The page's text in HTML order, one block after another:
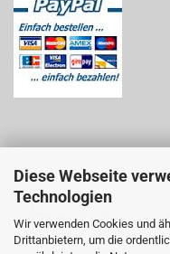
Diese Webseite
Technologien
Wir verwenden Cookies und
Drittanbietern, um die